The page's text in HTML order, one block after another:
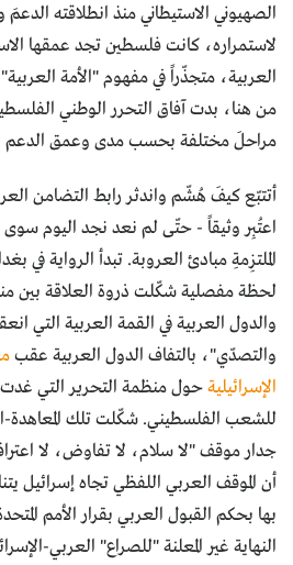
الصهيوني الاستيطاني منذ انطلاقته الدعمَ
لاستمراره، كانت فلسطين تجد عمقها
العربية، متجذّراً في مفهوم "الأمة
من هنا، بدت آفاق التحرر الوطني
مراحلَ مختلفة بحسب مدى وعمق الدعم
أتتبّع كيفَ هُشّم واندثر رابط التضامن
اعتُبِر وثيقاً - حتّى لم نعد نجد اليوم
لحظة مفصلية شكّلت ذروة العلاقة بين
والدول العربية في القمة العربية التي
والتصدّي"، بالتفاف الدول العربية عقب
الإسرائيليةحول منظمة التحرير التي غدت
للشعب الفلسطيني. شكّلت تلك المعاهدة-
جدار موقف "لا سلام، لا تفاوض، لا
أن الموقف العربي اللفظي تجاه إسرائيل
النهاية غير المعلنة "للصراع" العربي-